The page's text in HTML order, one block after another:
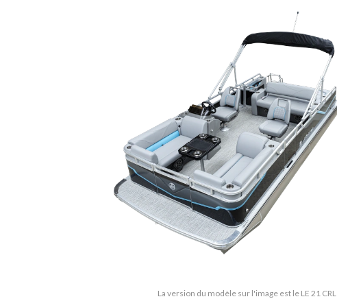
La version du modèle sur l'image est le LE 21 CRL